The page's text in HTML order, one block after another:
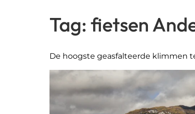
Tag: fietsen
De hoogste geasfalteerde klimmen